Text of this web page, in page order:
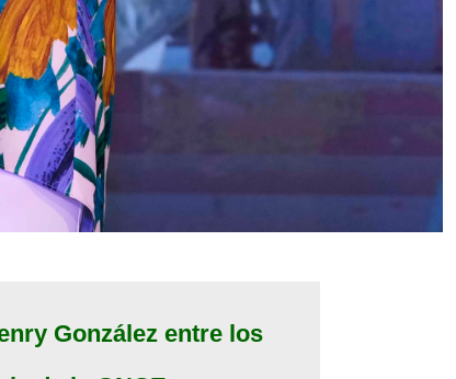
González entre los